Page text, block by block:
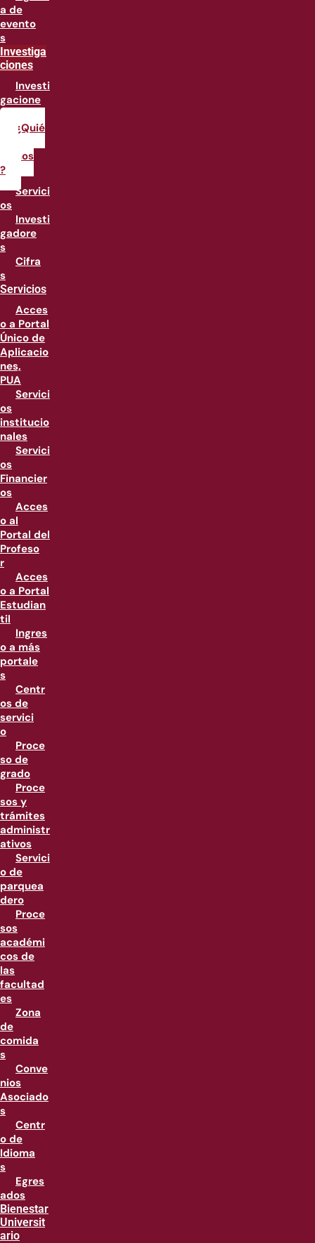
a de
evento
s
Investiga
ciones
Investi
gacione
s
¿Quié
somos
?
Servici
os
Investi
gadore
s
Cifra
s
Servicios
Acces
o a Portal
Único de
Aplicacio
nes,
PUA
Servici
os
institucio
nales
Servici
os
Financier
os
Acces
o al
Portal del
Profeso
r
Acces
o a Portal
Estudian
til
Ingres
o a más
portale
s
Centr
os de
servici
o
Proce
so de
grado
Proce
sos y
trámites
administr
ativos
Servici
o de
parquea
dero
Proce
sos
académi
cos de
las
facultad
es
Zona
de
comida
s
Conve
nios
Asociado
s
Centr
o de
Idioma
s
Egres
ados
Bienestar
Universit
ario